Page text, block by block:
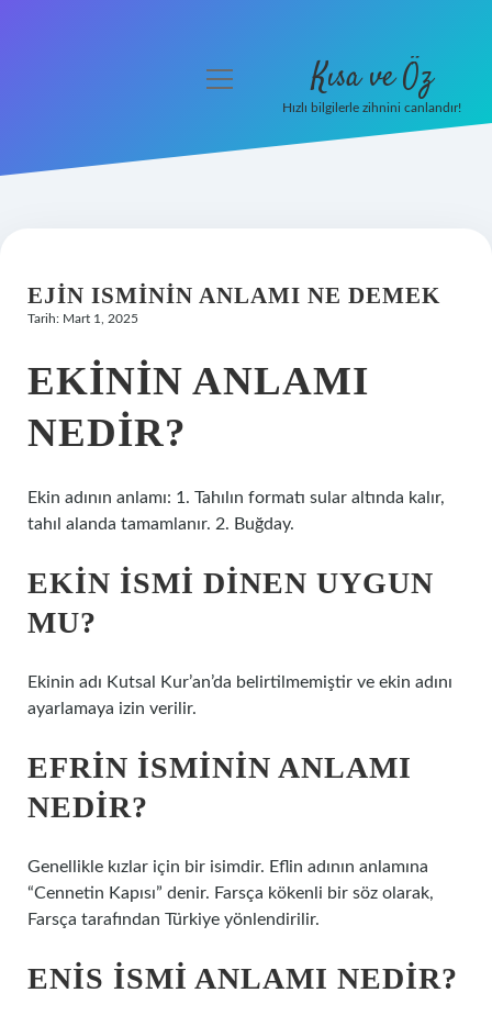
Hakkımızda
menüyü
Kısa ve Öz
Hızlı bilgilerle zihnini canlandır!
EJIN ISMININ ANLAMI NE DEMEK
Tarih: Mart 1, 2025
EKININ ANLAMI
NEDIR?
Ekin adının anlamı: 1. Tahılın formatı sular altında kalır,
tahıl alanda tamamlanır. 2. Buğday.
EKIN ISMI DINEN UYGUN
MU?
Ekinin adı Kutsal Kur’an’da belirtilmemiştir ve ekin adını
ayarlamaya izin verilir.
EFRIN ISMININ ANLAMI
NEDIR?
Genellikle kızlar için bir isimdir. Eflin adının anlamına
“Cennetin Kapısı” denir. Farsça kökenli bir söz olarak,
Farsça tarafından Türkiye yönlendirilir.
ENIS ISMI ANLAMI NEDIR?